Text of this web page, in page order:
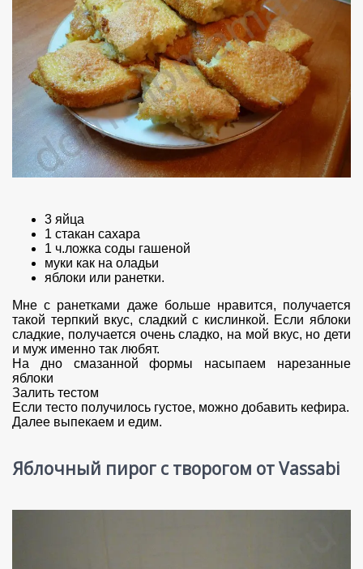
3 яйца
1 стакан сахара
1 ч.ложка соды гашеной
муки как на оладьи
яблоки или ранетки.
Мне с ранетками даже больше нравится, получается
такой терпкий вкус, сладкий с кислинкой. Если яблоки
сладкие, получается очень сладко, на мой вкус, но дети
и муж именно так любят.
На дно смазанной формы насыпаем нарезанные
яблоки
Залить тестом
Если тесто получилось густое, можно добавить кефира.
Далее выпекаем и едим.
Яблочный пирог с творогом от Vassabi